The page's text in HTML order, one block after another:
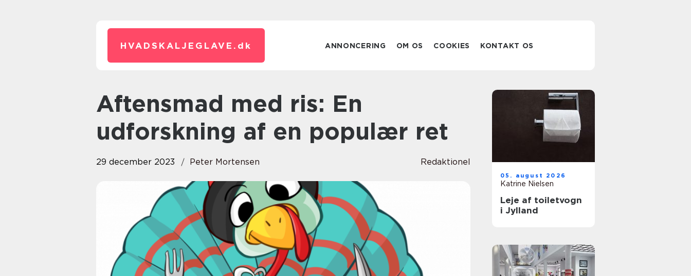
HVADSKALJEGLAVE. dk ANNONCERING OM OS COOKIES KONTAKT OS
Aftensmad med ris: En
udforskning af en populær ret
29 december 2023 Peter Mortensen Redaktionel
05. august 2026
Katrine Nielsen
Leje af toiletvogn
i Jylland